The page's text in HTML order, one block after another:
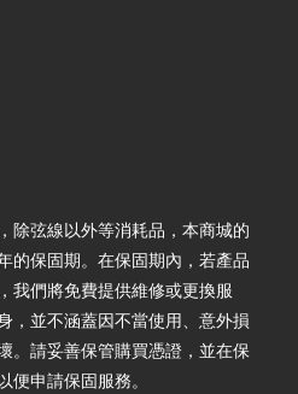
除弦線以外等消耗品，本商城的
的保固期。在保固期內，若產品
我們將免費提供維修或更換服
，並不涵蓋因不當使用、意外損
。請妥善保管購買憑證，並在保
便申請保固服務。